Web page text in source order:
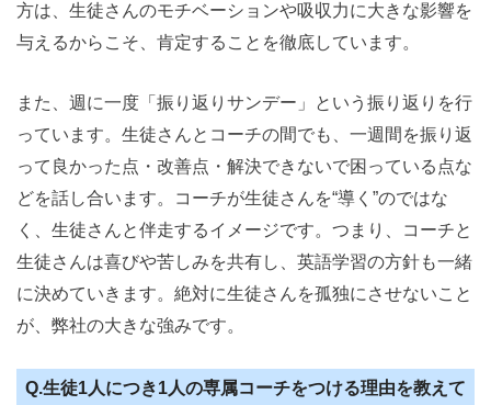
方は、生徒さんのモチベーションや吸収力に大きな影響を
与えるからこそ、肯定することを徹底しています。
また、週に一度「振り返りサンデー」という振り返りを行
っています。生徒さんとコーチの間でも、一週間を振り返
って良かった点・改善点・解決できないで困っている点な
どを話し合います。コーチが生徒さんを“導く”のではな
く、生徒さんと伴走するイメージです。つまり、コーチと
生徒さんは喜びや苦しみを共有し、英語学習の方針も一緒
に決めていきます。絶対に生徒さんを孤独にさせないこと
が、弊社の大きな強みです。
Q.生徒1人につき1人の専属コーチをつける理由を教えて